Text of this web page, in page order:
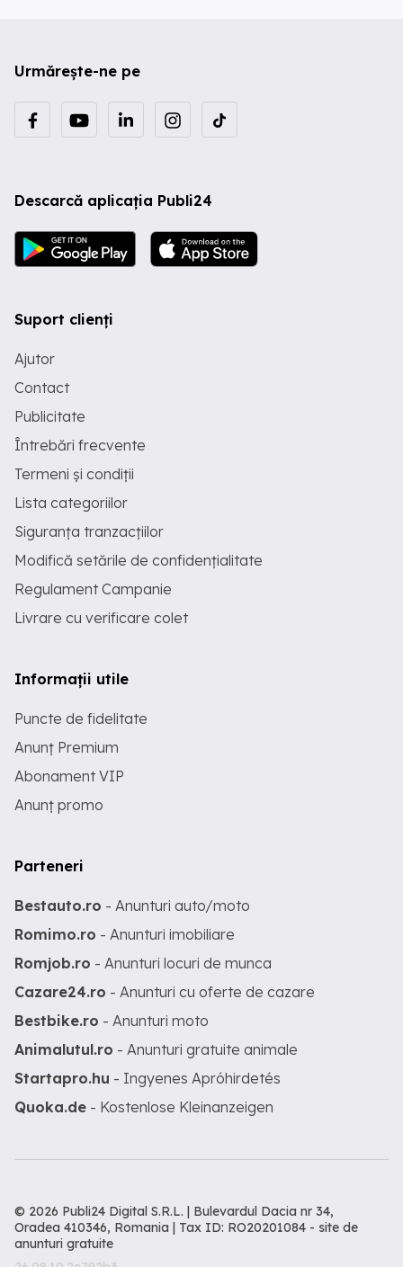
Urmărește-ne pe
Descarcă aplicația Publi24
Suport clienți
Ajutor
Contact
Publicitate
Întrebări frecvente
Termeni și condiții
Lista categoriilor
Siguranța tranzacțiilor
Modifică setările de confidențialitate
Regulament Campanie
Livrare cu verificare colet
Informații utile
Puncte de fidelitate
Anunț Premium
Abonament VIP
Anunț promo
Parteneri
Bestauto.ro - Anunturi auto/moto
Romimo.ro - Anunturi imobiliare
Romjob.ro - Anunturi locuri de munca
Cazare24.ro - Anunturi cu oferte de cazare
Bestbike.ro - Anunturi moto
Animalutul.ro - Anunturi gratuite animale
Startapro.hu - Ingyenes Apróhirdetés
Quoka.de - Kostenlose Kleinanzeigen
© 2026 Publi24 Digital S.R.L. | Bulevardul Dacia nr 34,
Oradea 410346, Romania | Tax ID: RO20201084 - site de
anunturi gratuite